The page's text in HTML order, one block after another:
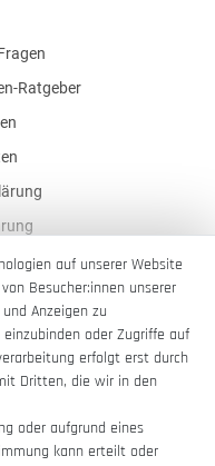
Ratgeber
auf unserer Website
Besucher:innen unserer
Anzeigen zu
oder Zugriffe auf
erfolgt erst durch
Dritten, die wir in den
oder aufgrund eines
kann erteilt oder